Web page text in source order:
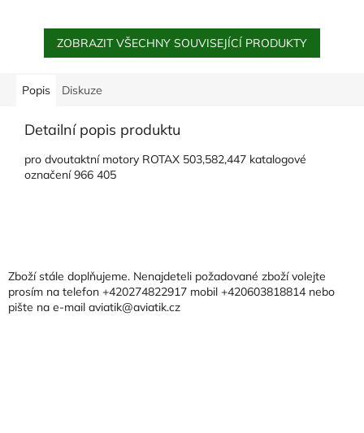
ZOBRAZIT VŠECHNY SOUVISEJÍCÍ PRODUKTY
Popis Diskuze
Detailní popis produktu
pro dvoutaktní motory ROTAX 503,582,447 katalogové
označení 966 405
aZboží stále doplňujeme. Nenajdeteli požadované zboží volejte
prosím na telefon +420274822917 mobil +420603818814 nebo
pište na e-mail aviatik@aviatik.cz